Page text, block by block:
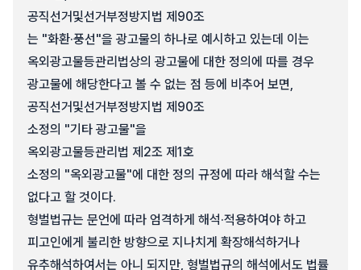
공직선거및선거부정방지법 제90조
는 "화환·풍선"을 광고물의 하나로 예시하고 있는데 이는
옥외광고물등관리법상의 광고물에 대한 정의에 따를 경우
광고물에 해당한다고 볼 수 없는 점 등에 비추어 보면,
공직선거및선거부정방지법 제90조
소정의 "기타 광고물"을
옥외광고물등관리법 제2조 제1호
소정의 "옥외광고물"에 대한 정의 규정에 따라 해석할 수는
없다고 할 것이다.
형벌법규는 문언에 따라 엄격하게 해석·적용하여야 하고
피고인에게 불리한 방향으로 지나치게 확장해석하거나
유추해석하여서는 아니 되지만, 형벌법규의 해석에서도 법률